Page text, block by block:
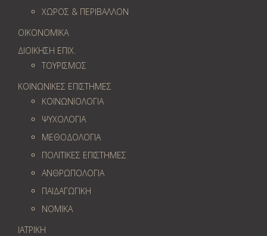
ΧΩΡΟΣ & ΠΕΡΙΒΑΛΛΟΝ
ΟΙΚΟΝΟΜΙΚΑ
ΔΙΟΙΚΗΣΗ ΕΠΙΧ.
ΤΟΥΡΙΣΜΟΣ
ΚΟΙΝΩΝΙΚΕΣ ΕΠΙΣΤΗΜΕΣ
ΚΟΙΝΩΝΙΟΛΟΓΙΑ
ΨΥΧΟΛΟΓΙΑ
ΜΕΘΟΔΟΛΟΓΙΑ
ΠΟΛΙΤΙΚΕΣ ΕΠΙΣΤΗΜΕΣ
ΑΝΘΡΩΠΟΛΟΓΙΑ
ΠΑΙΔΑΓΩΓΙΚΗ
ΝΟΜΙΚΑ
ΙΑΤΡΙΚΗ